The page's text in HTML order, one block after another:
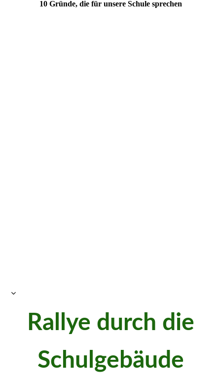
10 Gründe, die für unsere Schule sprechen
Rallye durch die
Schulgebäude